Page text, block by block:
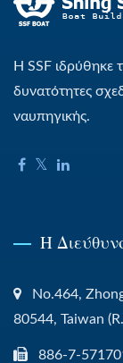
Η SSF ιδρύθηκε
δυνατότητες
ναυπηγικής.
Η
No.464,
80544, Taiwan
886-7-